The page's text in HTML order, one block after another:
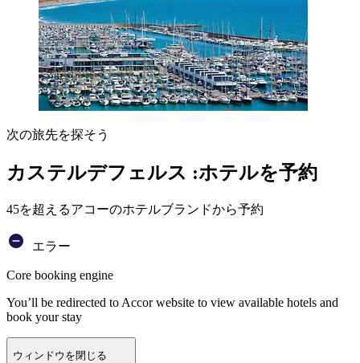
次の旅先を探そう
カステルデフェルス :ホテルを予約
45を超えるアコーのホテルブランドから予約
エラー
Core booking engine
You’ll be redirected to Accor website to view available hotels and
book your stay
ウィンドウを閉じる